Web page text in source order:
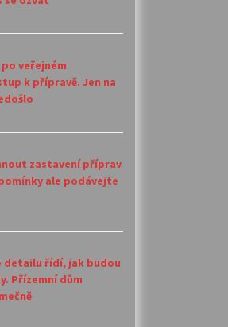
po veřejném
k přípravě. Jen na
zastavení příprav
ale podávejte
detailu řídí, jak budou
Přízemní dům